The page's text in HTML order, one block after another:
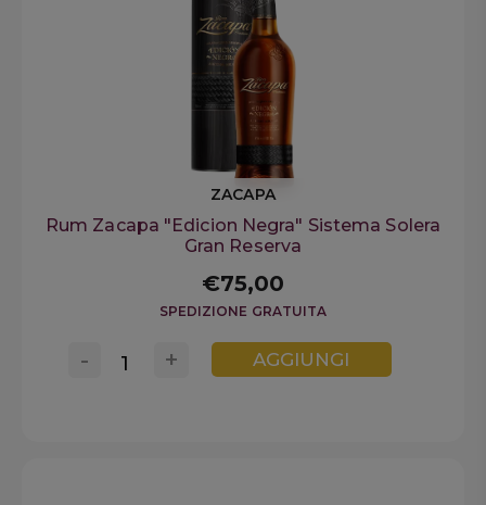
ZACAPA
Rum Zacapa "Edicion Negra" Sistema Solera
Gran Reserva
€75,00
SPEDIZIONE GRATUITA
+
- AGGIUNGI